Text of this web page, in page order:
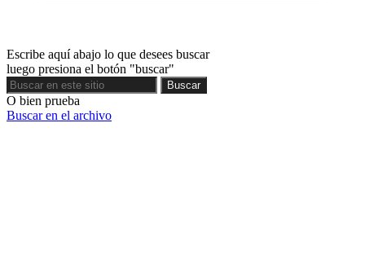
Escribe aquí abajo lo que desees buscar
luego presiona el botón "buscar"
Buscar
Buscar
O bien prueba
Buscar en el archivo